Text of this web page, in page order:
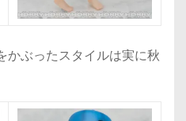
かぶったスタイルは実に秋